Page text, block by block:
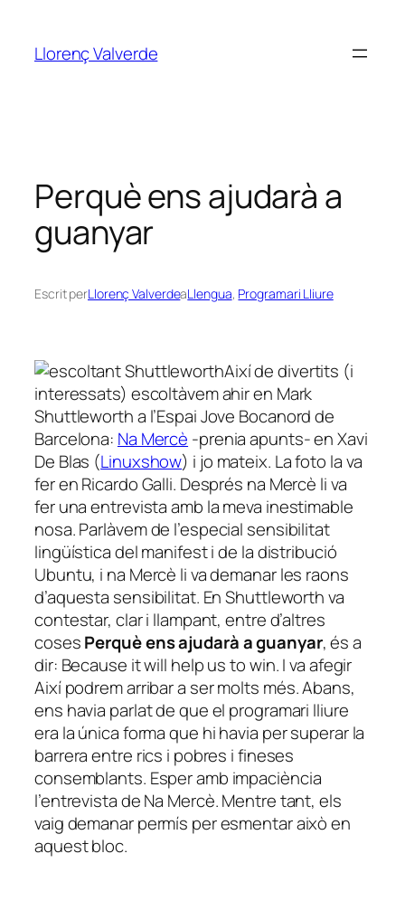
contingut
Llorenç Valverde
Perquè ens ajudarà a
guanyar
Escrit perLlorenç ValverdeaLlengua, Programari Lliure
Així de divertits (i
interessats) escoltàvem ahir en Mark
Shuttleworth a l’Espai Jove Bocanord de
Barcelona: Na Mercè -prenia apunts- en Xavi
De Blas (Linuxshow) i jo mateix. La foto la va
fer en Ricardo Galli. Després na Mercè li va
fer una entrevista amb la meva inestimable
nosa. Parlàvem de l’especial sensibilitat
lingüística del manifest i de la distribució
Ubuntu, i na Mercè li va demanar les raons
d’aquesta sensibilitat. En Shuttleworth va
contestar, clar i llampant, entre d’altres
cosesPerquè ens ajudarà a guanyar, és a
dir: Because it will help us to win. I va afegir
Així podrem arribar a ser molts més. Abans,
ens havia parlat de que el programari lliure
era la única forma que hi havia per superar la
barrera entre rics i pobres i fineses
consemblants. Esper amb impaciència
l’entrevista de Na Mercè. Mentre tant, els
vaig demanar permís per esmentar això en
aquest bloc.